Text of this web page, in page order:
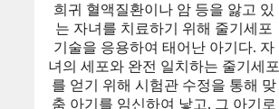
희귀 혈액질환이나 암 등을 앓고 있
는 자녀를 치료하기 위해 줄기세포
기술을 응용하여 태어난 아기다. 자
녀의 세포와 완전 일치하는 줄기세포
를 얻기 위해 시험관 수정을 통해 맞
춤 아기를 임신하여 낳고, 그 아기로